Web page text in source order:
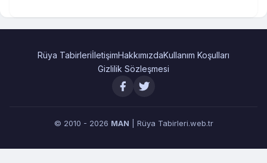
Rüya TabirleriİletişimHakkımızdaKullanım Koşulları
Gizlilik Sözleşmesi
© 2010 - 2026 MAN | Rüya Tabirleri.web.tr